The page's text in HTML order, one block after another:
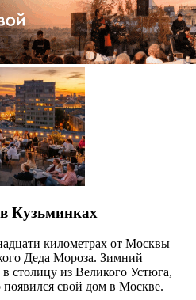
Кузьминках
километрах от Москвы
Деда Мороза. Зимний
столицу из Великого Устюга,
свой дом в Москве.